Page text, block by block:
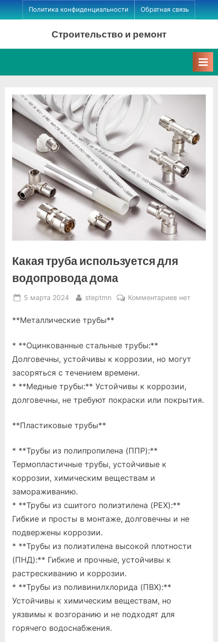
Skip
to
Политика конфиденциальности Обратная связь
Строительство и ремонт
Какая труба используется для
водопровода дома
Posted
5 марта 2024 By
steptmn Комментариевкнет
**Металлические трубы**
* **Оцинкованные стальные трубы:**
Долговечны, устойчивы к коррозии, но могут
засоряться с течением времени.
* **Медные трубы:** Устойчивы к коррозии,
долговечны, не требуют покраски или покрытия.
**Пластиковые трубы**
* **Трубы из полипропилена (ППР):**
Термопластичные трубы, устойчивые к
коррозии, химическим веществам и
замораживанию.
* **Трубы из сшитого полиэтилена (PEX):**
Гибкие и просты в монтаже, долговечны и не
подвержены коррозии.
* **Трубы из полиэтилена высокой плотности
(ПНД):** Гибкие и прочные, устойчивы к
растрескиванию и коррозии.
* **Трубы из поливинилхлорида (ПВХ):**
Устойчивы к химическим веществам, но
уязвимы к возгоранию и не подходят для
горячего водоснабжения.